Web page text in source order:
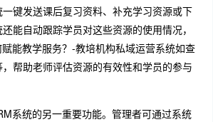
键发送课后复习资料、补充学习资源或下
能自动跟踪学员对这些资源的使用情况，
能教学服务？-教培机构私域运营系统如查
帮助老师评估资源的有效性和学员的参与
系统的另一重要功能。管理者可通过系统